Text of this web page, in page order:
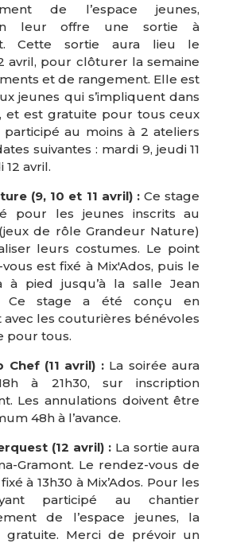
de l’espace jeunes,
leur offre une sortie à
Cette sortie aura lieu le
avril, pour clôturer la semaine
et de rangement. Elle est
jeunes qui s’impliquent dans
et est gratuite pour tous ceux
au moins à 2 ateliers
suivantes : mardi 9, jeudi 11
avril.
(9, 10 et 11 avril) :Ce stage
pour les jeunes inscrits au
de rôle Grandeur Nature)
leurs costumes. Le point
est fixé à Mix'Ados, puis le
à pied jusqu’à la salle Jean
Ce stage a été conçu en
avec les couturières bénévoles
pour tous.
Chef (11 avril) :La soirée aura
à 21h30, sur inscription
Les annulations doivent être
48h à l’avance.
(12 avril) :La sortie aura
Gramont. Le rendez-vous de
à 13h30 à Mix’Ados. Pour les
participé au chantier
de l’espace jeunes, la
gratuite. Merci de prévoir un